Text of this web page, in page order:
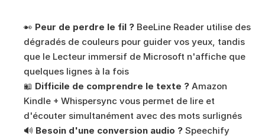
👀 Peur de perdre le fil ? BeeLine Reader utilise des
dégradés de couleurs pour guider vos yeux, tandis
que le Lecteur immersif de Microsoft n'affiche que
quelques lignes à la fois
📖 Difficile de comprendre le texte ? Amazon
Kindle + Whispersync vous permet de lire et
d'écouter simultanément avec des mots surlignés
🔊 Besoin d'une conversion audio ? Speechify